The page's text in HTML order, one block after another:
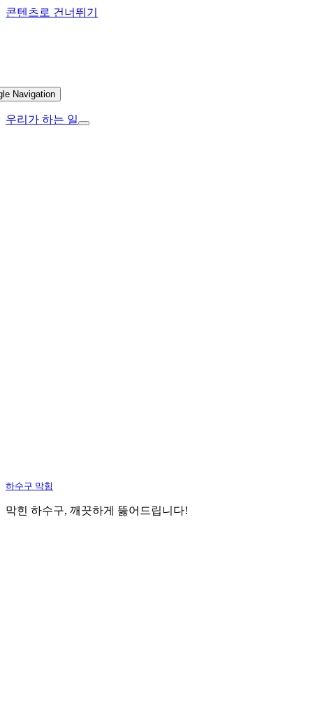
콘텐츠로 건너뛰기
Navigation
우리가 하는 일
하수구 막힘
막힌 하수구, 깨끗하게 뚫어드립니다!